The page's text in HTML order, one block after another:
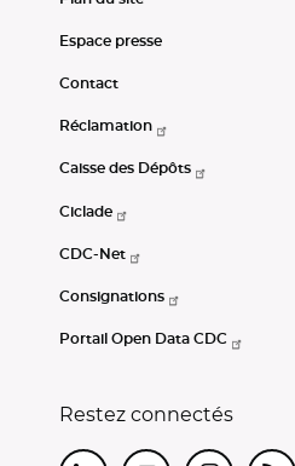
Espace presse
Contact
Réclamation
Caisse des Dépôts
Ciclade
CDC-Net
Consignations
Portail Open Data CDC
Restez connectés